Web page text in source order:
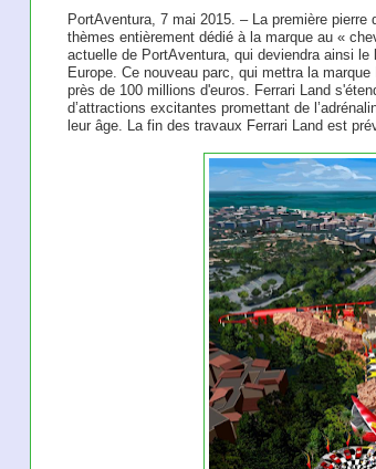
PortAventura, 7 mai 2015. – La première
thèmes entièrement dédié à la marque au «
actuelle de PortAventura, qui deviendra ainsi
Europe. Ce nouveau parc, qui mettra la
près de 100 millions d'euros. Ferrari Land
d’attractions excitantes promettant de
leur âge. La fin des travaux Ferrari Land est